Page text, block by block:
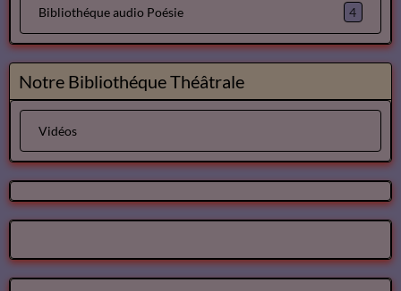
Le Cid - Pierre Corneille ( AudioBook FR )
les video du jour 3